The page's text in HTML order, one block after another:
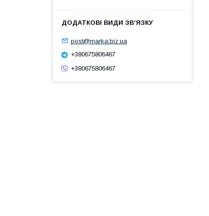
post@marka.biz.ua
+380675806467
+380675806467